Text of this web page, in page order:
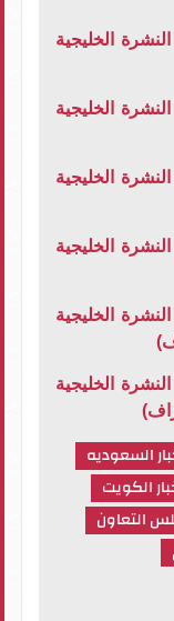
الخليجية
الخليجية
الخليجية
الخليجية
الخليجية
الخليجية
السعوديه
الكويت
التعاون